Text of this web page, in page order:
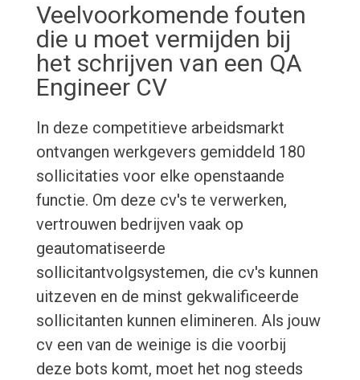
Veelvoorkomende fouten
die u moet vermijden bij
het schrijven van een QA
Engineer CV
In deze competitieve arbeidsmarkt
ontvangen werkgevers gemiddeld 180
sollicitaties voor elke openstaande
functie. Om deze cv's te verwerken,
vertrouwen bedrijven vaak op
geautomatiseerde
sollicitantvolgsystemen, die cv's kunnen
uitzeven en de minst gekwalificeerde
sollicitanten kunnen elimineren. Als jouw
cv een van de weinige is die voorbij
deze bots komt, moet het nog steeds